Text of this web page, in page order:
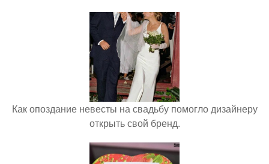
Как опоздание невесты на свадьбу помогло дизайнеру
открыть свой бренд.